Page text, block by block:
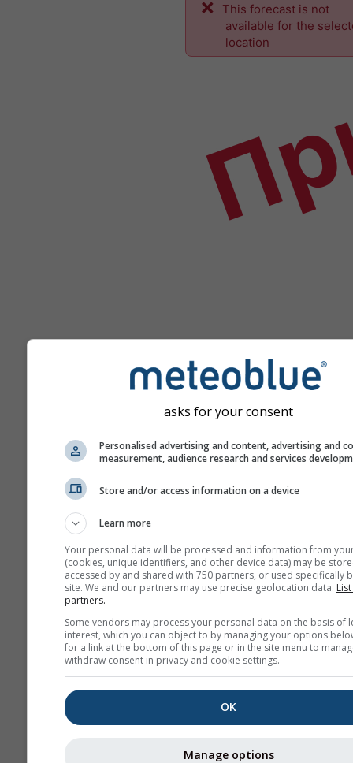
This forecast is not
available for the
location
Помощь
AIR
asks for your consent
Personalised advertising and content, advertising and
measurement, audience research and services
Store and/or access information on a device
Learn more
Your personal data will be processed and information from
(cookies, unique identifiers, and other device data) may be
accessed by and shared with 750 partners, or used specifically
site. We and our partners may use precise geolocation data.
partners.
Some vendors may process your personal data on the basis of
interest, which you can object to by managing your options
for a link at the bottom of this page or in the site menu to
withdraw consent in privacy and cookie settings.
OK
Manage options